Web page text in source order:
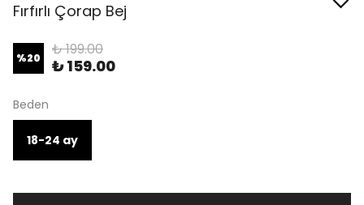
Fırfırlı Çorap Bej
%20 ₺ 199.00
₺ 159.00
Beden
18-24 ay